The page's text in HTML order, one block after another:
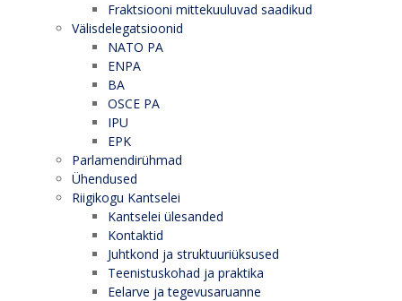
Fraktsiooni mittekuuluvad saadikud
Välisdelegatsioonid
NATO PA
ENPA
BA
OSCE PA
IPU
EPK
Parlamendirühmad
Ühendused
Riigikogu Kantselei
Kantselei ülesanded
Kontaktid
Juhtkond ja struktuuriüksused
Teenistuskohad ja praktika
Eelarve ja tegevusaruanne